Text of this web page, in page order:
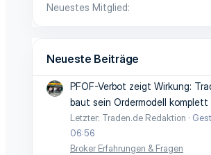
Neuestes Mitglied
Neueste Beiträge
PFOF-Verbot zeigt Wirkung:
baut sein Ordermodell komplett
Letzter: Traden.de Redaktion
06:56
Broker Erfahrungen & Fragen